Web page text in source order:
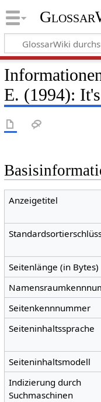
E. (1994):
Anzeigetitel
Seitenlänge (in Bytes)
Seitenkennnummer
Seiteninhaltssprache
Seiteninhaltsmodell
Indizierung durch
Suchmaschinen